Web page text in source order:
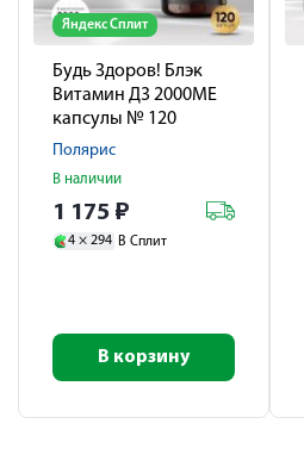
Яндекс Сплит
Будь Здоров! Блэк
Витамин Д3 2000МЕ
капсулы № 120
Полярис
В наличии
1 175 ₽
4 × 294 В Сплит
В корзину